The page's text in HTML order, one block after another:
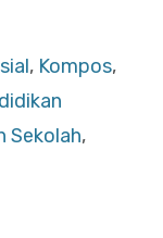
, Kompos,
Sekolah,